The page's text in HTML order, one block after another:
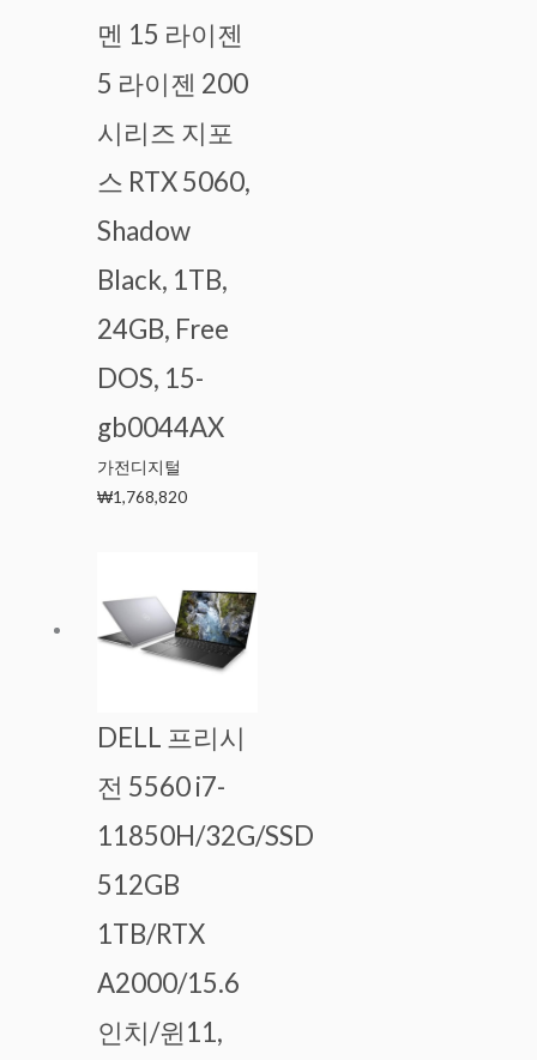
멘 15 라이젠
5 라이젠 200
시리즈 지포
스 RTX 5060,
Shadow
Black, 1TB,
24GB, Free
DOS, 15-
gb0044AX
가전디지털
₩1,768,820
DELL 프리시
전 5560 i7-
11850H/32G/SSD
512GB
1TB/RTX
A2000/15.6
인치/윈11,